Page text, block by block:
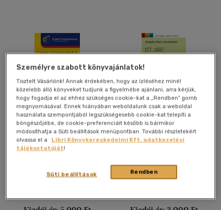
Francia(21)
Görög(1)
Holland(2)
Japán(2)
Kínai(1)
több nyelv megjelenítése
Vélemény szerint
(43)
(14)
Horvátország útikönyv +
térkép
Itt járt Szent Ferenc
Könyv
Személyre szabott könyvajánlatok!
Tisztelt Vásárlónk! Annak érdekében, hogy az ízléséhez minél
közelebb álló könyveket tudjunk a figyelmébe ajánlani, arra kérjük,
hogy fogadja el az ehhez szükséges cookie-kat a „Rendben” gomb
megnyomásával. Ennek hiányában weboldalunk csak a weboldal
használata szempontjából legszükségesebb cookie-kat telepíti a
böngészőjébe, de cookie-preferenciáit később is bármikor
módosíthatja a Süti beállítások menüpontban. További részletekért
olvassa el a
Libri Könyvkereskedelmi Kft. adatkezelési
tájékoztatóját!
Rendben
Süti beállítások